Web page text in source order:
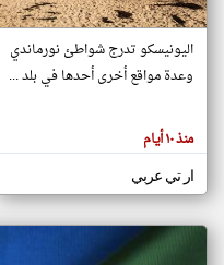
هنا عن
وجهة
كاتبيها.
اليونيسكو تدرج شواطئ نورماندي
وعدة مواقع أخرى أحدها في بلد ...
منذ ١٠ أيام
ار تي عربي